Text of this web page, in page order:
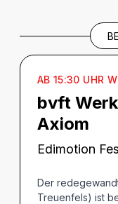
AB 15:30 UHR
bvft
Axiom
Edimotion
Der
Treuenfels) ist